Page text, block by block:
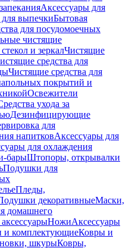
Аксессуары для
для выпечкиБытовая
для посудомоечных
чистящие
и зеркалЧистящие
средства для
Чистящие средства для
покрытий и
Освежители
ухода за
Дезинфицирующие
для
напитковАксессуары для
для охлаждения
барыШтопоры, открывалки
Подушки для
Пледы,
декоративныеМаски,
домашнего
НожиАксессуары
и комплектующиеКовры и
шкурыКовры,